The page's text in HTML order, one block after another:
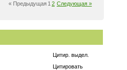
« Предыдущая 1 2 Следующая »
Цитир. выдел.
Цитировать